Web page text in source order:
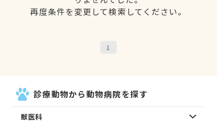
再度条件を変更して検索してください。
1
診療動物から動物病院を探す
獣医科